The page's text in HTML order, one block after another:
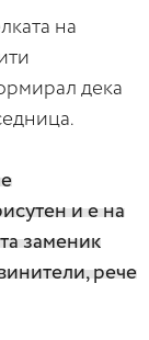
на
дека
и е на
заменик
рече